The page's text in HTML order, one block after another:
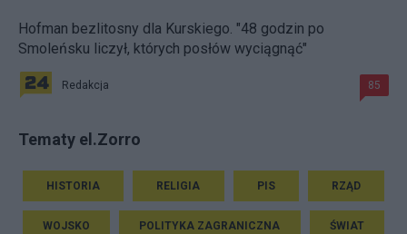
Hofman bezlitosny dla Kurskiego. "48 godzin po
Smoleńsku liczył, których posłów wyciągnąć"
Redakcja 85
Tematy el.Zorro
HISTORIA RELIGIA PIS RZĄD
WOJSKO POLITYKA ZAGRANICZNA ŚWIAT